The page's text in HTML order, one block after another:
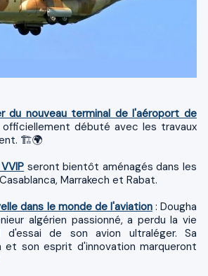
du nouveau terminal de l'aéroport de
officiellement débuté avec les travaux
🏗️🌍
seront bientôt aménagés dans les
Marrakech et Rabat.
dans le monde de l'aviation: Dougha
algérien passionné, a perdu la vie
de son avion ultraléger. Sa
et son esprit d'innovation marqueront